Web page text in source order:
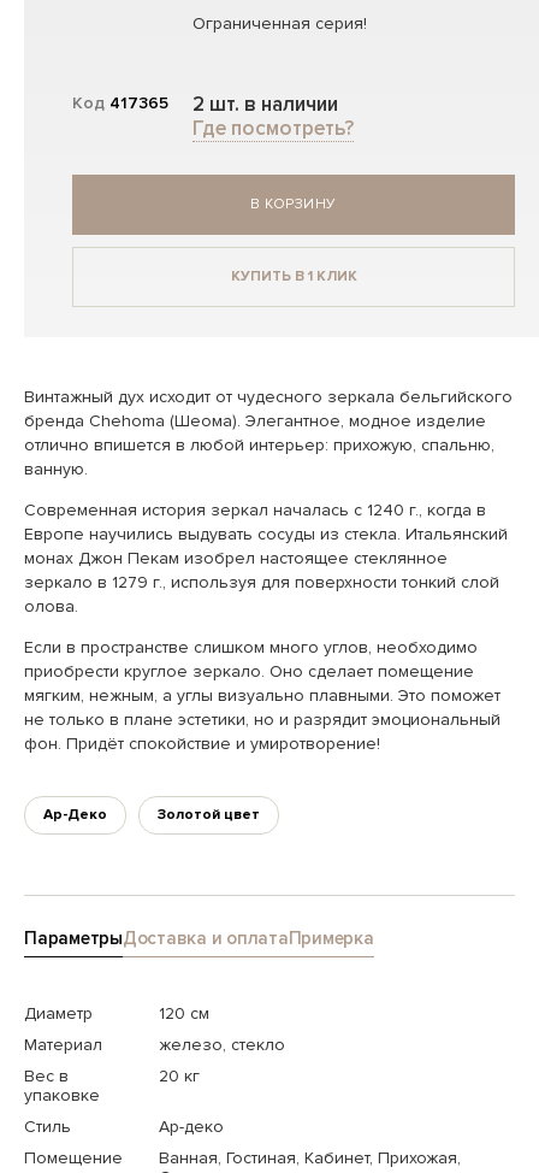
Код 417365
Ограниченная серия!
2 шт. в наличии
Где посмотреть?
В КОРЗИНУ
КУПИТЬ В 1 КЛИК
Винтажный дух исходит от чудесного зеркала бельгийского
бренда Chehoma (Шеома). Элегантное, модное изделие
отлично впишется в любой интерьер: прихожую, спальню,
ванную.
Современная история зеркал началась с 1240 г., когда в
Европе научились выдувать сосуды из стекла. Итальянский
монах Джон Пекам изобрел настоящее стеклянное
зеркало в 1279 г., используя для поверхности тонкий слой
олова.
Если в пространстве слишком много углов, необходимо
приобрести круглое зеркало. Оно сделает помещение
мягким, нежным, а углы визуально плавными. Это поможет
не только в плане эстетики, но и разрядит эмоциональный
фон. Придёт спокойствие и умиротворение!
Ар-Деко Золотой цвет
ПараметрыДоставка и оплатаПримерка
Диаметр
120 см
Материал
железо, стекло
Вес в
упаковке
20 кг
Стиль
Ар-деко
Помещение
Ванная, Гостиная, Кабинет, Прихожая,